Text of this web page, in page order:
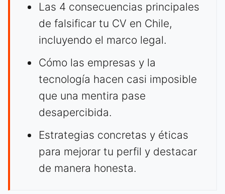
Las 4 consecuencias principales
de falsificar tu CV en Chile,
incluyendo el marco legal.
Cómo las empresas y la
tecnología hacen casi imposible
que una mentira pase
desapercibida.
Estrategias concretas y éticas
para mejorar tu perfil y destacar
de manera honesta.